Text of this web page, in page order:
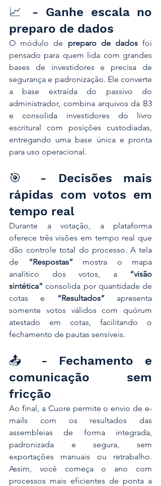
📈 - Ganhe escala no
preparo de dados
O módulo de preparo de dados foi
pensado para quem lida com grandes
bases de investidores e precisa de
segurança e padronização. Ele converte
a base extraída do passivo do
administrador, combina arquivos da B3
e consolida investidores do livro
escritural com posições custodiadas,
entregando uma base única e pronta
para uso operacional.
🎯 - Decisões mais
rápidas com votos em
tempo real
Durante a votação, a plataforma
oferece três visões em tempo real que
dão controle total do processo. A tela
de “Respostas” mostra o mapa
analítico dos votos, a “visão
sintética” consolida por quantidade de
cotas e “Resultados” apresenta
somente votos válidos com quórum
atestado em cotas, facilitando o
fechamento de pautas sensíveis.
📤 - Fechamento e
comunicação sem
fricção
Ao final, a Cuore permite o envio de e-
mails com os resultados das
assembleias de forma integrada,
padronizada e segura, sem
exportações manuais ou retrabalho.
Assim, você começa o ano com
processos mais eficientes de ponta a